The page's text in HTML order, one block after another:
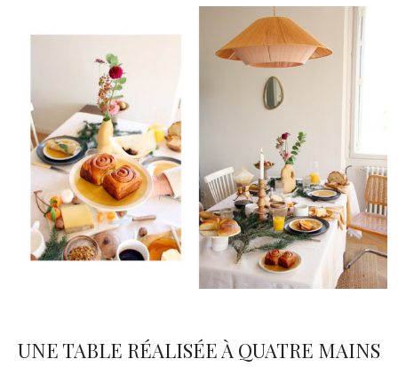
UNE TABLE RÉALISÉE À QUATRE MAINS